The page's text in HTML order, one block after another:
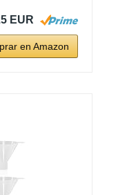
EUR
en Amazon